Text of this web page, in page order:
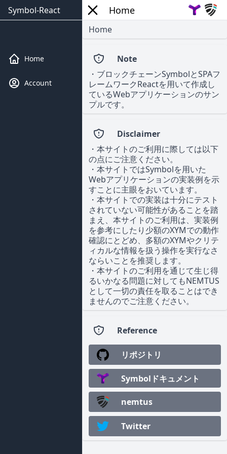
Symbol-React
Home
Account
Home
Home
Note
・ブロックチェーンSymbolとSPAフ
レームワークReactを用いて作成し
ているWebアプリケーションのサン
プルです。
Disclaimer
・本サイトのご利用に際しては以下
の点にご注意ください。
・本サイトではSymbolを用いた
Webアプリケーションの実装例を示
すことに主眼をおいています。
・本サイトでの実装は十分にテスト
されていない可能性があることを踏
まえ、本サイトのご利用は、実装例
を参考にしたり少額のXYMでの動作
確認にとどめ、多額のXYMやクリテ
ィカルな情報を扱う操作を実行なさ
ならいことを推奨します。
・本サイトのご利用を通じて生じ得
るいかなる問題に対してもNEMTUS
として一切の責任を取ることはでき
ませんのでご注意ください。
Reference
リポジトリ
Symbolドキュメント
nemtus
Twitter